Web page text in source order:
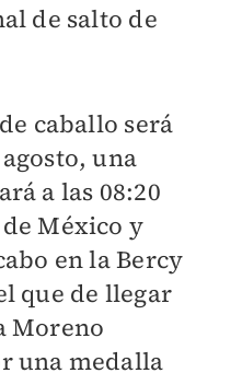
de salto de
caballo será
una
a las 08:20
México y
en la Bercy
que de llegar
Moreno
una medalla